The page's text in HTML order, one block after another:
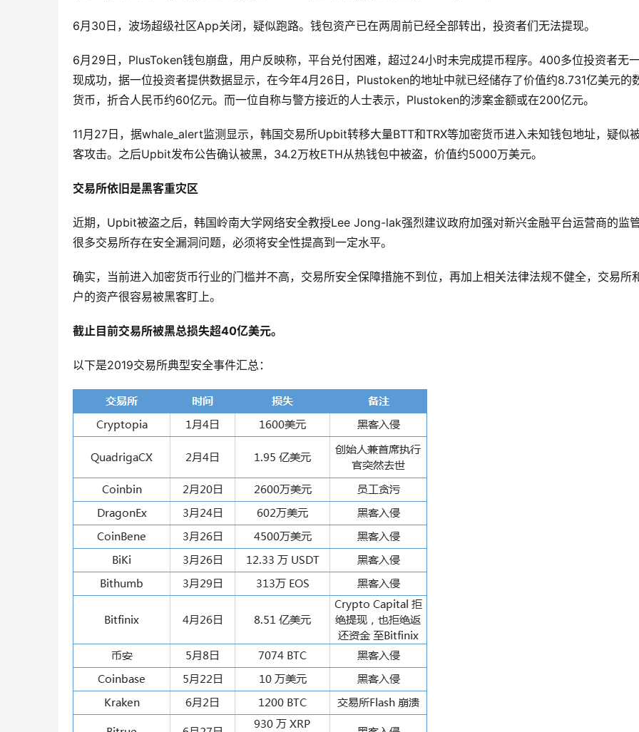
6月30日，波场超级社区App关闭，疑似跑路。钱包资产已在两周前已经全部转出，投资者们无法提现。
6月29日，PlusToken钱包崩盘，用户反映称，平台兑付困难，超过24小时未完成提币程序。400多位投资者无
现成功，据一位投资者提供数据显示，在今年4月26日，Plustoken的地址中就已经储存了价值约8.731亿美元的
货币，折合人民币约60亿元。而一位自称与警方接近的人士表示，Plustoken的涉案金额或在200亿元。
11月27日，据whale_alert监测显示，韩国交易所Upbit转移大量BTT和TRX等加密货币进入未知钱包地址，疑似
客攻击。之后Upbit发布公告确认被黑，34.2万枚ETH从热钱包中被盗，价值约5000万美元。
交易所依旧是黑客重灾区
近期，Upbit被盗之后，韩国岭南大学网络安全教授Lee Jong-lak强烈建议政府加强对新兴金融平台运营商的监管
很多交易所存在安全漏洞问题，必须将安全性提高到一定水平。
确实，当前进入加密货币行业的门槛并不高，交易所安全保障措施不到位，再加上相关法律法规不健全，交易所
户的资产很容易被黑客盯上。
截止目前交易所被黑总损失超40亿美元。
以下是2019交易所典型安全事件汇总：